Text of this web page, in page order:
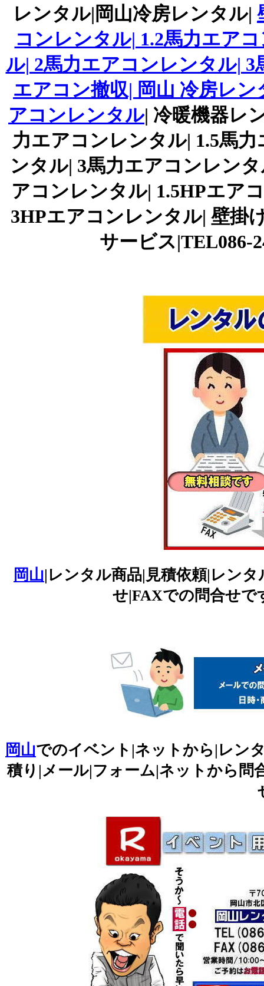
レンタル|岡山冷房レンタル|
コンレンタル| 1.2馬力エア
ル| 2馬力エアコンレンタル|
エアコン撤収| 岡山 冷房レ
アコンレンタル| 冷暖機器レ
力エアコンレンタル| 1.5馬
ンタル| 3馬力エアコンレン
アコンレンタル| 1.5HPエア
3HPエアコンレンタル| 壁掛
サービス|TEL086-
岡山|レンタル商品|見積依頼|レン
せ|FAXでの問合せで
岡山でのイベント|ネットから|レン
積り|メール|フォーム|ネットから問